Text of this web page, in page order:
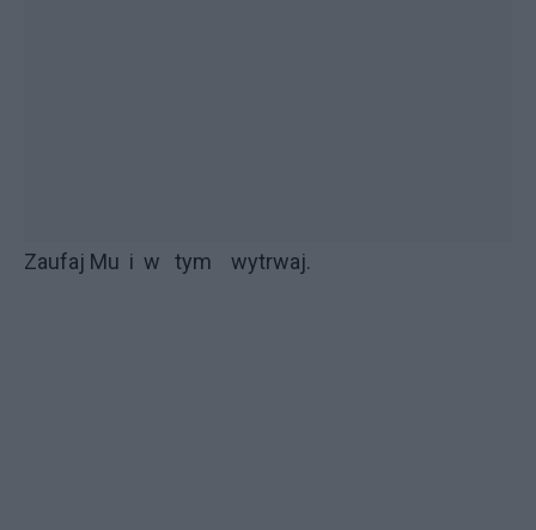
Zaufaj Mu i w tym wytrwaj.